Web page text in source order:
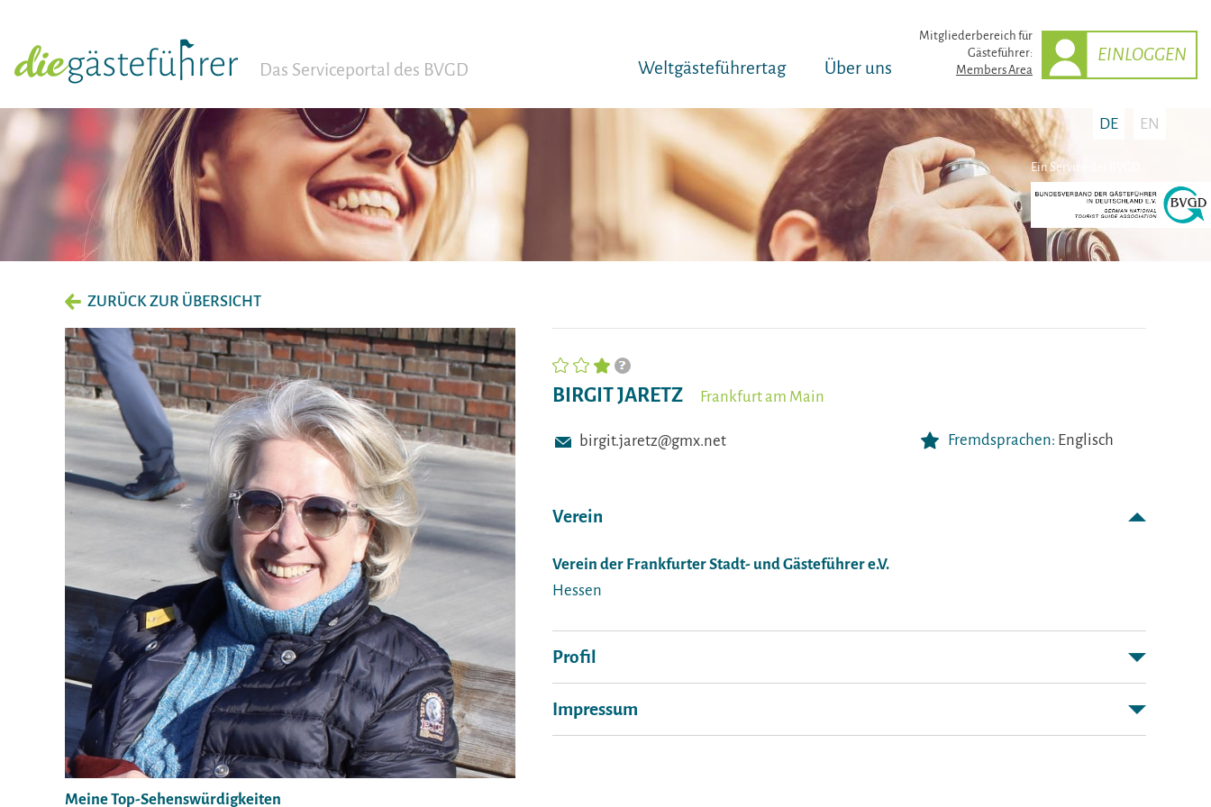
Das Serviceportal des BVGD Weltgäst­eführertag Über uns
Mitglieder­bereich für
Gästeführer:
Members Area
EINLOGGEN
Ein Service des BVGD
DE EN
ZURÜCK ZUR ÜBERSICHT
Fremdsprachen: Englisch
BIRGIT JARETZ Frankfurt am Main
birgit.jaretz@gmx.net
Verein
Verein der Frankfurter Stadt- und Gästeführer e.V.
Hessen
Profil
Impressum
Meine Top-Sehenswürdigkeiten